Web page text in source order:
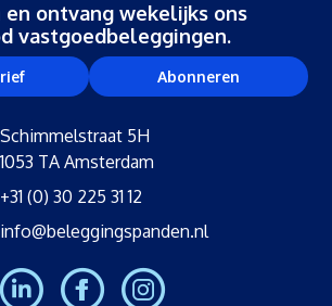
en ontvang wekelijks ons
vastgoedbeleggingen.
Abonneren
Schimmelstraat 5H
1053 TA Amsterdam
+31 (0) 30 225 31 12
info@beleggingspanden.nl